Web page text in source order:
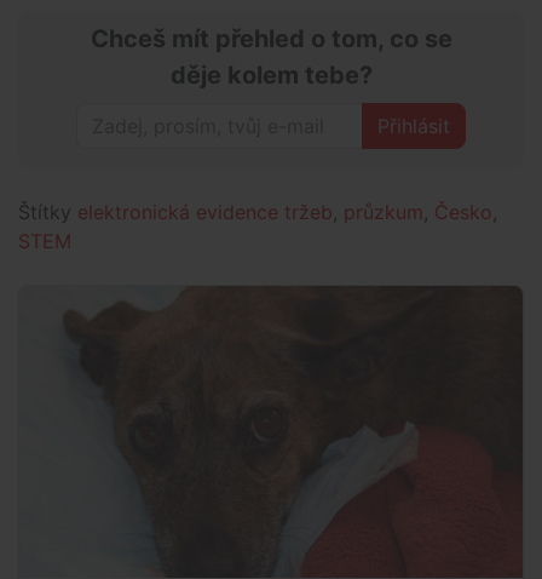
Chceš mít přehled o tom, co se
děje kolem tebe?
Přihlásit
Štítky elektronická evidence tržeb průzkum Česko
STEM